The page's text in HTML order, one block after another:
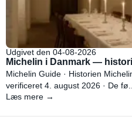
Udgivet den 04-08-2026
Michelin i Danmark —
Michelin Guide · Historien
verificeret 4. august 2026 · De fø...
Læs mere →